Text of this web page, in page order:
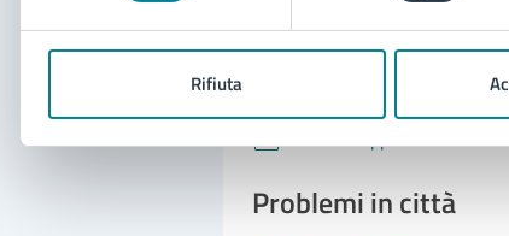
Rifiuta
Leggi le domande
Prenota appuntamento
Problemi in città